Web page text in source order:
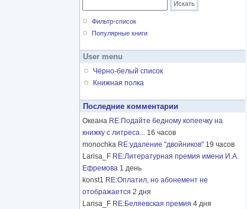
Фильтр-список
Популярные книги
User menu
Чёрно-белый список
Книжная полка
Последние комментарии
Океана RE:Подайте бедному копеечку на
книжку с литреса... 16 часов
monochka RE:удаление "двойников" 19 часов
Larisa_F RE:Литературная премия имени И.А.
Ефремова 1 день
konst1 RE:Оплатил, но абонемент не
отображается 2 дня
Larisa_F RE:Беляевская премия 4 дня